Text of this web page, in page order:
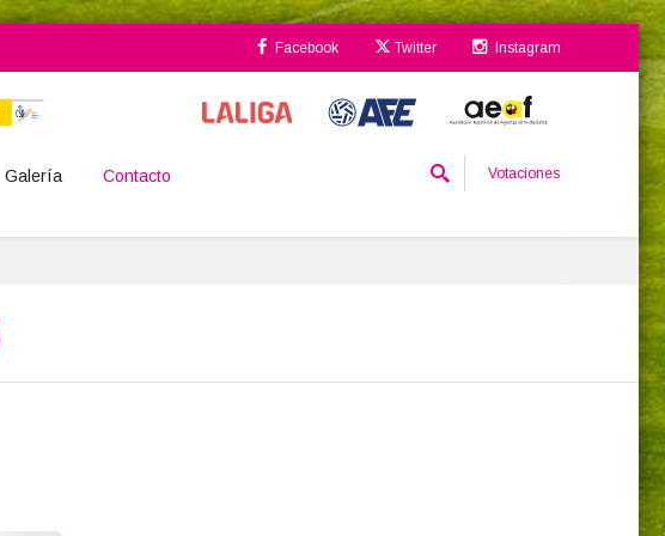
Facebook Twitter Instagram
Votaciones
Galería Contacto